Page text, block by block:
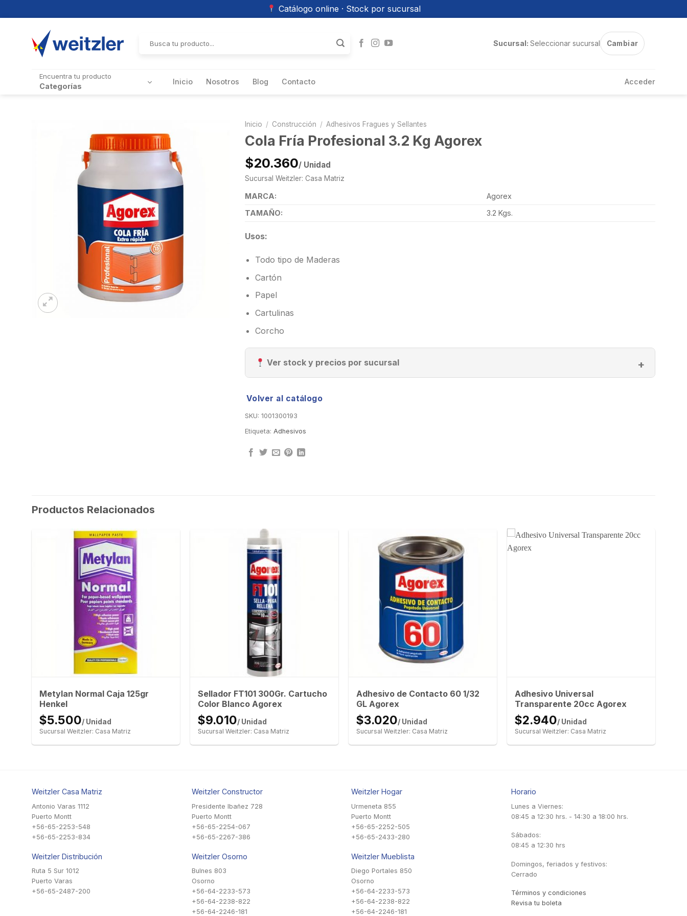
Catálogo online · Stock por sucursal
por:
Sucursal: Seleccionar sucursal Cambiar
Encuentra tu producto
Categorías Inicio Nosotros Blog Contacto Acceder
Inicio / Construcción / Adhesivos Fragues y Sellantes
Cola Fría Profesional 3.2 Kg Agorex
$20.360/ Unidad
Sucursal Weitzler: Casa Matriz
MARCA:
Agorex
TAMAÑO:
3.2 Kgs.
Usos:
Todo tipo de Maderas
Cartón
Papel
Cartulinas
Corcho
Ver stock y precios por sucursal
Volver al catálogo
SKU: 1001300193
Etiqueta: Adhesivos
Productos Relacionados
Metylan Normal Caja 125gr
Henkel
$5.500/ Unidad
Sucursal Weitzler: Casa Matriz
Sellador FT101 300Gr. Cartucho
Color Blanco Agorex
$9.010/ Unidad
Sucursal Weitzler: Casa Matriz
Adhesivo de Contacto 60 1/32
GL Agorex
$3.020/ Unidad
Sucursal Weitzler: Casa Matriz
Adhesivo Universal
Transparente 20cc Agorex
$2.940/ Unidad
Sucursal Weitzler: Casa Matriz
Weitzler Casa Matriz
Antonio Varas 1112
Puerto Montt
+56-65-2253-548
+56-65-2253-834
Weitzler Distribución
Ruta 5 Sur 1012
Puerto Varas
+56-65-2487-200
Weitzler Constructor
Presidente Ibañez 728
Puerto Montt
+56-65-2254-067
+56-65-2267-386
Weitzler Osorno
Bulnes 803
Osorno
+56-64-2233-573
+56-64-2238-822
+56-64-2246-181
Weitzler Hogar
Urmeneta 855
Puerto Montt
+56-65-2252-505
+56-65-2433-280
Weitzler Mueblista
Diego Portales 850
Osorno
+56-64-2233-573
+56-64-2238-822
+56-64-2246-181
Horario
Lunes a Viernes:
08:45 a 12:30 hrs. - 14:30 a 18:00 hrs.
Sábados:
08:45 a 12:30 hrs
Domingos, feriados y festivos:
Cerrado
Términos y condiciones
Revisa tu boleta